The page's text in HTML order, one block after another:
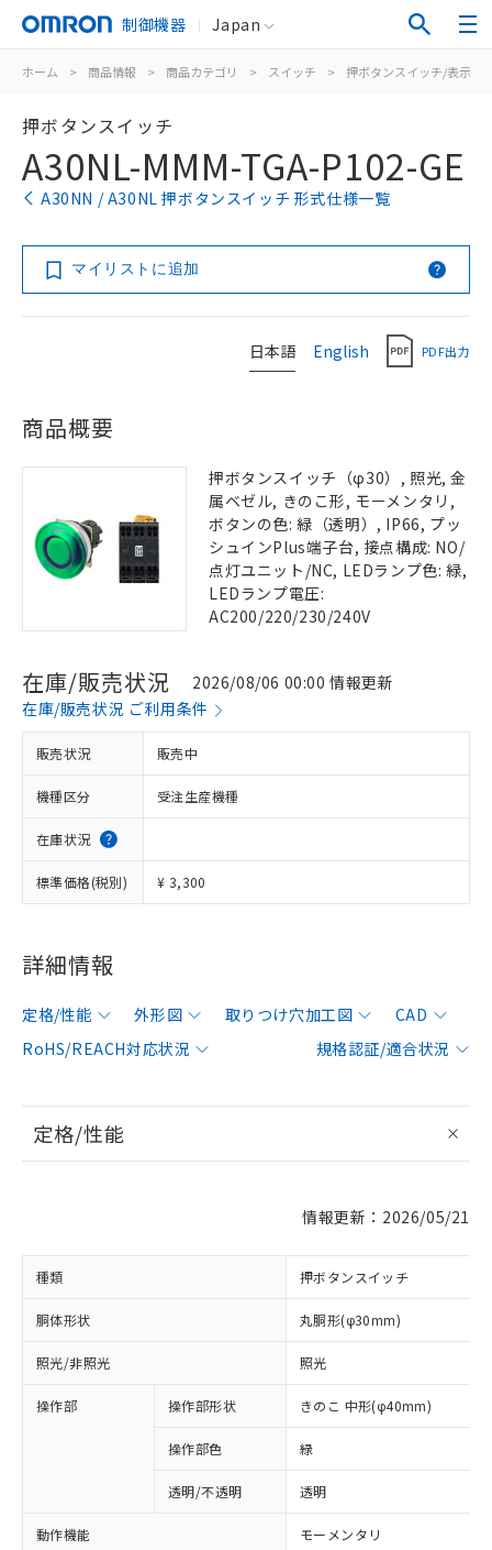
制御機器 Japan
ホーム > 商品情報 > 商品カテゴリ > スイッチ > 押ボタンスイッチ/表示灯
押ボタンスイッチ
A30NL-MMM-TGA-P102-GE
A30NN / A30NL 押ボタンスイッチ 形式仕様一覧
マイリストに追加
日本語 English PDF出力
商品概要
押ボタンスイッチ（φ30）, 照光, 金
属ベゼル, きのこ形, モーメンタリ,
ボタンの色: 緑（透明）, IP66, プッ
シュインPlus端子台, 接点構成: NO/
点灯ユニット/NC, LEDランプ色: 緑,
LEDランプ電圧:
AC200/220/230/240V
在庫/販売状況
2026/08/06 00:00 情報更新
在庫/販売状況 ご利用条件
販売状況 販売中
機種区分 受注生産機種
在庫状況
標準価格(税別) ¥ 3,300
詳細情報
定格/性能 外形図 取りつけ穴加工図
CAD
RoHS/REACH対応状況
規格認証/適合状況
定格/性能
情報更新：2026/05/21
種類 押ボタンスイッチ
胴体形状 丸胴形(φ30mm)
照光/非照光 照光
操作部 操作部形状 きのこ 中形(φ40mm)
操作部色 緑
透明/不透明 透明
動作機能 モーメンタリ